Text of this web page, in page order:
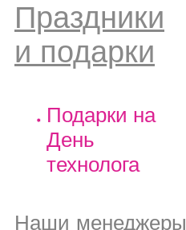
Праздники
и подарки
Подарки на
День
технолога
Наши менеджеры